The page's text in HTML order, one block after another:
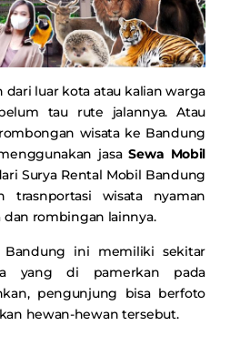
dari luar kota atau kalian warga
tau rute jalannya. Atau
wisata ke Bandung
jasaSewa Mobil
Surya Rental Mobil Bandung
trasnportasi wisata nyaman
dan rombingan lainnya.
Bandung ini memiliki sekitar
yang di pamerkan pada
pengunjung bisa berfoto
hewan-hewan tersebut.